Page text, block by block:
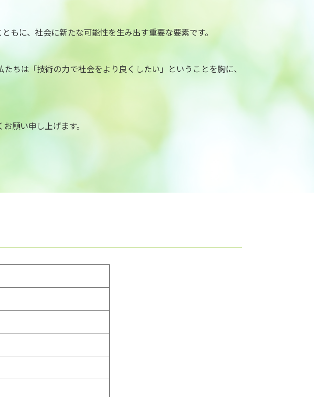
もに、社会に新たな可能性を生み出す重要な要素です。
ちは「技術の力で社会をより良くしたい」ということを胸に、
願い申し上げます。